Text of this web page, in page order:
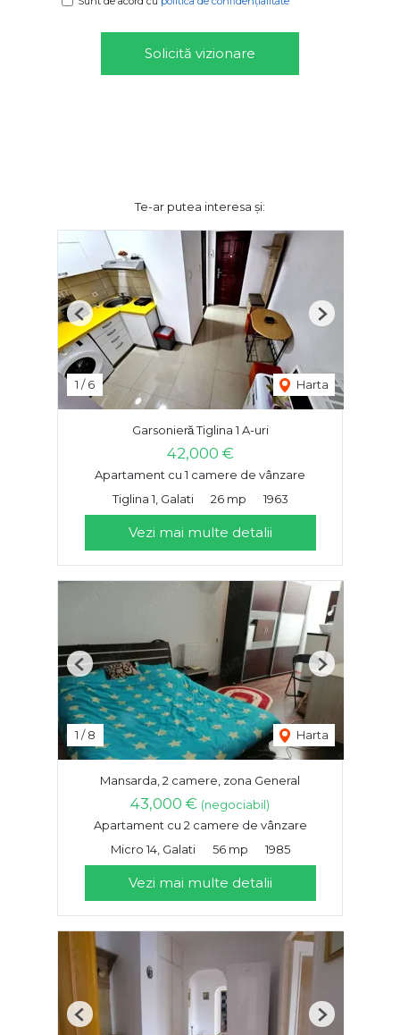
Solicită vizionare
Te-ar putea interesa și:
1 /6 Harta
Previous Next
Garsonieră Tiglina 1 A-uri
42,000 €
Apartament cu 1 camere de vânzare
Tiglina 1, Galati
26 mp 1963
Vezi mai multe detalii
1 /8 Harta
Previous Next
Mansarda, 2 camere, zona General
43,000 € (negociabil)
Apartament cu 2 camere de vânzare
Micro 14, Galati
56 mp 1985
Vezi mai multe detalii
Previous Next